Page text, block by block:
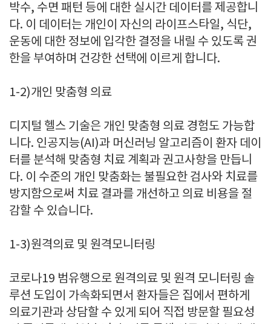
박수, 수면 패턴 등에 대한 실시간 데이터를 제공합니
다. 이 데이터는 개인이 자신의 라이프스타일, 식단,
운동에 대한 정보에 입각한 결정을 내릴 수 있도록 권
한을 부여하며 건강한 선택에 이르게 합니다.
1-2)개인 맞춤형 의료
디지털 헬스 기술은 개인 맞춤형 의료 경험도 가능합
니다. 인공지능(AI)과 머신러닝 알고리즘이 환자 데이
터를 분석해 맞춤형 치료 계획과 권고사항을 만듭니
다. 이 수준의 개인 맞춤화는 불필요한 검사와 치료를
방지함으로써 치료 결과를 개선하고 의료 비용을 절
감할 수 있습니다.
1-3)원격의료 및 원격모니터링
코로나19 범유행으로 원격의료 및 원격 모니터링 솔
루션 도입이 가속화되면서 환자들은 집에서 편하게
의료기관과 상담할 수 있게 되어 직접 방문할 필요성